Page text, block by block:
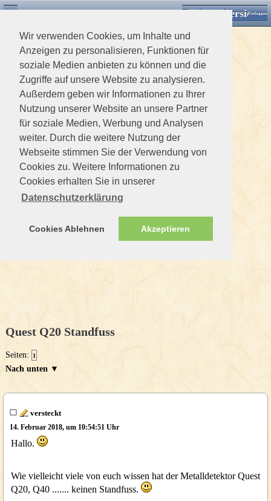
Wir verwenden Cookies, um Inhalte und
Anzeigen zu personalisieren, Funktionen für
soziale Medien anbieten zu können und die
Zugriffe auf unsere Website zu analysieren.
Außerdem geben wir Informationen zu Ihrer
Nutzung unserer Website an unsere Partner
für soziale Medien, Werbung und Analysen
weiter. Durch die weitere Nutzung der
Webseite stimmen Sie der Verwendung von
Cookies zu. Weitere Informationen zu
Cookies erhalten Sie in unserer
Datenschutzerklärung
Cookies Ablehnen Akzeptieren
Desktop VersionEinloggen
Quest Q20 Standfuss
Seiten: 1
Nach unten ▼
versteckt
14. Februar 2018, um 10:54:51 Uhr
Hallo.
Wie vielleicht viele von euch wissen hat der Metalldetektor Quest
Q20, Q40 ....... keinen Standfuss.